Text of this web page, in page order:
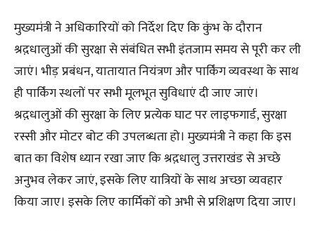
मुख्यमंत्री ने अधिकारियों को निर्देश दिए कि कुंभ के दौरान
श्रद़धालुओं की सुरक्षा से संबंधित सभी इंतजाम समय से पूरी कर ली
जाएं। भीड़ प्रबंधन, यातायात नियंत्रण और पार्किंग व्यवस्था के साथ
ही पार्किंग स्थलों पर सभी मूलभूत सुविधाएं दी जाए जाएं।
श्रद़धालुओं की सुरक्षा के लिए प्रत्येक घाट पर लाइफगार्ड, सुरक्षा
रस्सी और मोटर बोट की उपलब्धता हो। मुख्यमंत्री ने कहा कि इस
बात का विशेष ध्यान रखा जाए कि श्रद़धालु उत्तराखंड से अच्छे
अनुभव लेकर जाएं, इसके लिए यात्रियों के साथ अच्छा व्यवहार
किया जाए। इसके लिए कार्मिकों को अभी से प्रशिक्षण दिया जाए।